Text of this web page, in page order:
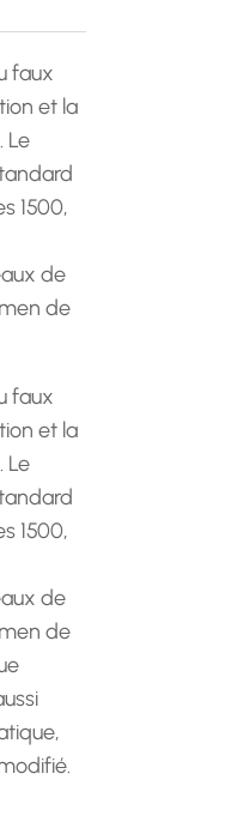
faux
et la
Le
1500,
de
de
faux
et la
Le
1500,
de
de